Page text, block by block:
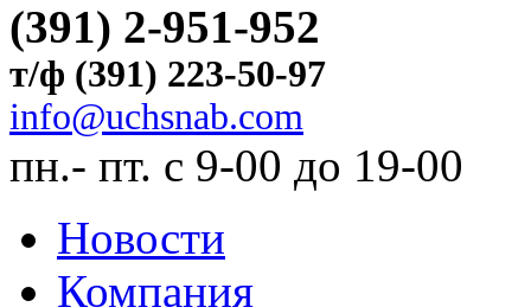
(391) 2-951-952
т/ф (391) 223-50-97
info@uchsnab.com
пн.- пт. с 9-00 до 19-00
Новости
Компания